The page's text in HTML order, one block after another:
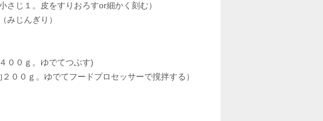
。皮をすりおろすor細かく刻む）
じんぎり）
０ｇ。ゆでてつぶす)
。ゆでてフードプロセッサーで撹拌する）